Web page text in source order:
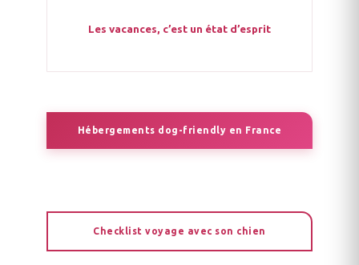
Les vacances, c’est un état d’esprit
Hébergements dog-friendly en France
Checklist voyage avec son chien